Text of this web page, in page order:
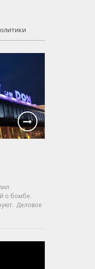
о бомбе.
Деловое